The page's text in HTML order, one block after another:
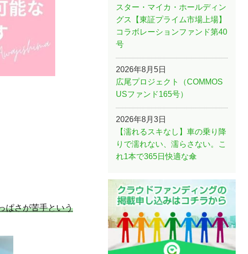
ぱさが苦手という
スター・マイカ・ホールディン
グス【東証プライム市場上場】
コラボレーションファンド第40
号
2026年8月5日
広尾プロジェクト（COMMOS
USファンド165号）
2026年8月3日
【濡れるスキなし】車の乗り降
りで濡れない、濡らさない。こ
れ1本で365日快適な傘